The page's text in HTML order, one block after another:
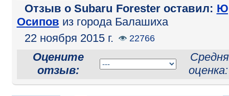
Отзыв o Subaru Forester оставил:
Осипов из города Балашиха
22 ноября 2015 г.
22766
Оцените
отзыв: